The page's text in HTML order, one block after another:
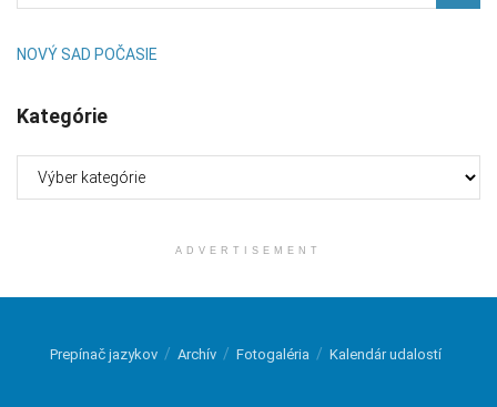
NOVÝ SAD POČASIE
Kategórie
ADVERTISEMENT
Prepínač jazykov Archív Fotogaléria Kalendár udalostí